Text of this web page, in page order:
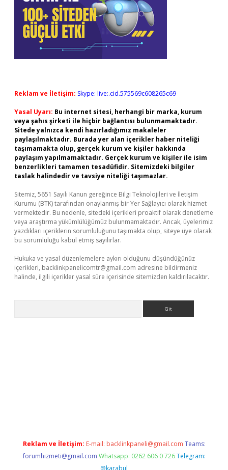
Reklam ve İletişim: Skype: live:.cid.575569c608265c69
Yasal Uyarı: Bu internet sitesi, herhangi bir marka, kurum
veya şahıs şirketi ile hiçbir bağlantısı bulunmamaktadır.
Sitede yalnızca kendi hazırladığımız makaleler
paylaşılmaktadır. Burada yer alan içerikler haber niteliği
taşımamakta olup, gerçek kurum ve kişiler hakkında
paylaşım yapılmamaktadır. Gerçek kurum ve kişiler ile isim
benzerlikleri tamamen tesadüfidir. Sitemizdeki bilgiler
taslak halindedir ve tavsiye niteliği taşımazlar.
Sitemiz, 5651 Sayılı Kanun gereğince Bilgi Teknolojileri ve İletişim
Kurumu (BTK) tarafından onaylanmış bir Yer Sağlayıcı olarak hizmet
vermektedir. Bu nedenle, sitedeki içerikleri proaktif olarak denetleme
veya araştırma yükümlülüğümüz bulunmamaktadır. Ancak, üyelerimiz
yazdıkları içeriklerin sorumluluğunu taşımakta olup, siteye üye olarak
bu sorumluluğu kabul etmiş sayılırlar.
Hukuka ve yasal düzenlemelere aykırı olduğunu düşündüğünüz
içerikleri, backlinkpanelicomtr@gmail.com adresine bildirmeniz
halinde, ilgili içerikler yasal süre içerisinde sitemizden kaldırılacaktır.
Reklam ve İletişim: E-mail: backlinkpaneli@gmail.com Teams:
forumhizmeti@gmail.com Whatsapp: 0262 606 0 726 Telegram:
@karabul